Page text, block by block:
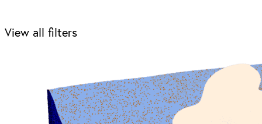
View all filters